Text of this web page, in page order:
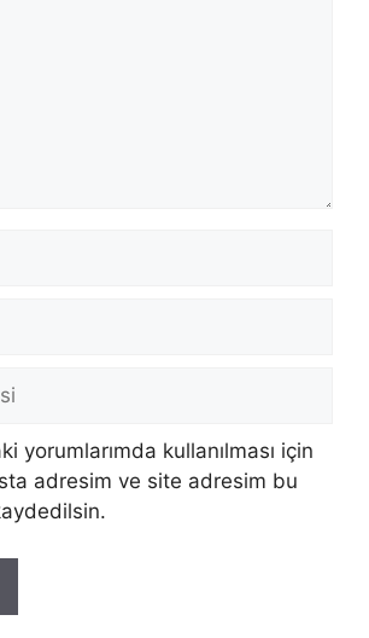
yorumlarımda kullanılması için
adresim ve site adresim bu